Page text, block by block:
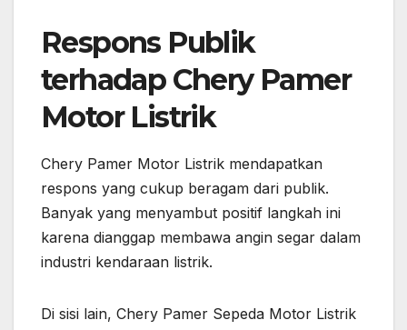
Respons Publik
terhadap Chery Pamer
Motor Listrik
Chery Pamer Motor Listrik mendapatkan
respons yang cukup beragam dari publik.
Banyak yang menyambut positif langkah ini
karena dianggap membawa angin segar dalam
industri kendaraan listrik.
Di sisi lain, Chery Pamer Sepeda Motor Listrik